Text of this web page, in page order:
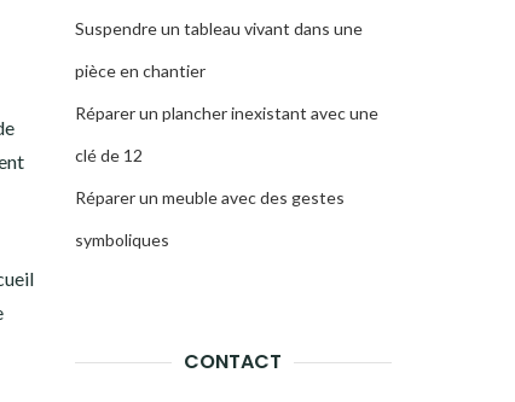
Suspendre un tableau vivant dans une
pièce en chantier
Réparer un plancher inexistant avec une
clé de 12
Réparer un meuble avec des gestes
symboliques
CONTACT